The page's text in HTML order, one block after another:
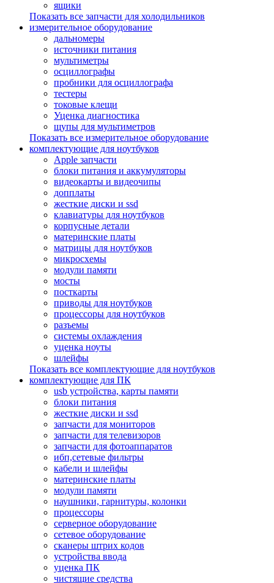
ящики
Показать все запчасти для холодильников
измерительное оборудование
дальномеры
источники питания
мультиметры
осциллографы
пробники для осциллографа
тестеры
токовые клещи
Уценка диагностика
щупы для мультиметров
Показать все измерительное оборудование
комплектующие для ноутбуков
Apple запчасти
блоки питания и аккумуляторы
видеокарты и видеочипы
допплаты
жесткие диски и ssd
клавиатуры для ноутбуков
корпусные детали
материнские платы
матрицы для ноутбуков
микросхемы
модули памяти
мосты
посткарты
приводы для ноутбуков
процессоры для ноутбуков
разъемы
системы охлаждения
уценка ноуты
шлейфы
Показать все комплектующие для ноутбуков
комплектующие для ПК
usb устройства, карты памяти
блоки питания
жесткие диски и ssd
запчасти для мониторов
запчасти для телевизоров
запчасти для фотоаппаратов
ибп,сетевые фильтры
кабели и шлейфы
материнские платы
модули памяти
наушники, гарнитуры, колонки
процессоры
серверное оборудование
сетевое оборудование
сканеры штрих кодов
устройства ввода
уценка ПК
чистящие средства